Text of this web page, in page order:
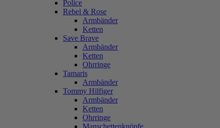
Police
Rebel & Rose
Armbänder
Ketten
Save Brave
Armbänder
Ketten
Ohrringe
Tamaris
Armbänder
Tommy Hilfiger
Armbänder
Ketten
Ohrringe
Manschettenknöpfe